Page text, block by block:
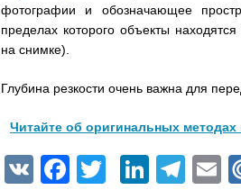
фотографии и обозначающее
пределах которого объекты
на снимке).
Глубина резкости очень важна для
Читайте об оригинальных
VK Facebook
Twitter